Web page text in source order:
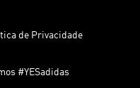
de Privacidade
#YESadidas